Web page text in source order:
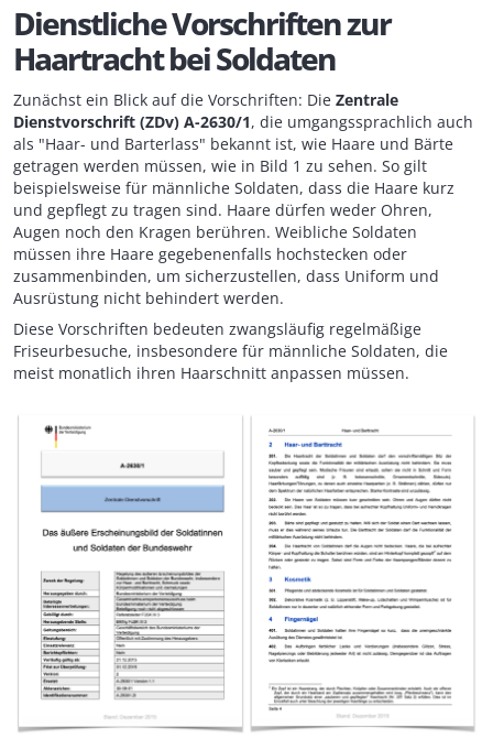
Dienstliche Vorschriften zur
Haartracht bei Soldaten
Zunächst ein Blick auf die Vorschriften: DieZentrale
Dienstvorschrift (ZDv) A-2630/1, die umgangssprachlich auch
als "Haar- und Barterlass" bekannt ist, wie Haare und Bärte
getragen werden müssen, wie in Bild 1 zu sehen. So gilt
beispielsweise für männliche Soldaten, dass die Haare kurz
und gepflegt zu tragen sind. Haare dürfen weder Ohren,
Augen noch den Kragen berühren. Weibliche Soldaten
müssen ihre Haare gegebenenfalls hochstecken oder
zusammenbinden, um sicherzustellen, dass Uniform und
Ausrüstung nicht behindert werden.
Diese Vorschriften bedeuten zwangsläufig regelmäßige
Friseurbesuche, insbesondere für männliche Soldaten, die
meist monatlich ihren Haarschnitt anpassen müssen.